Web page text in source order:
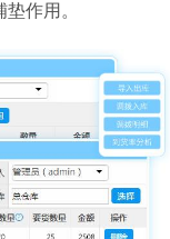
作用。